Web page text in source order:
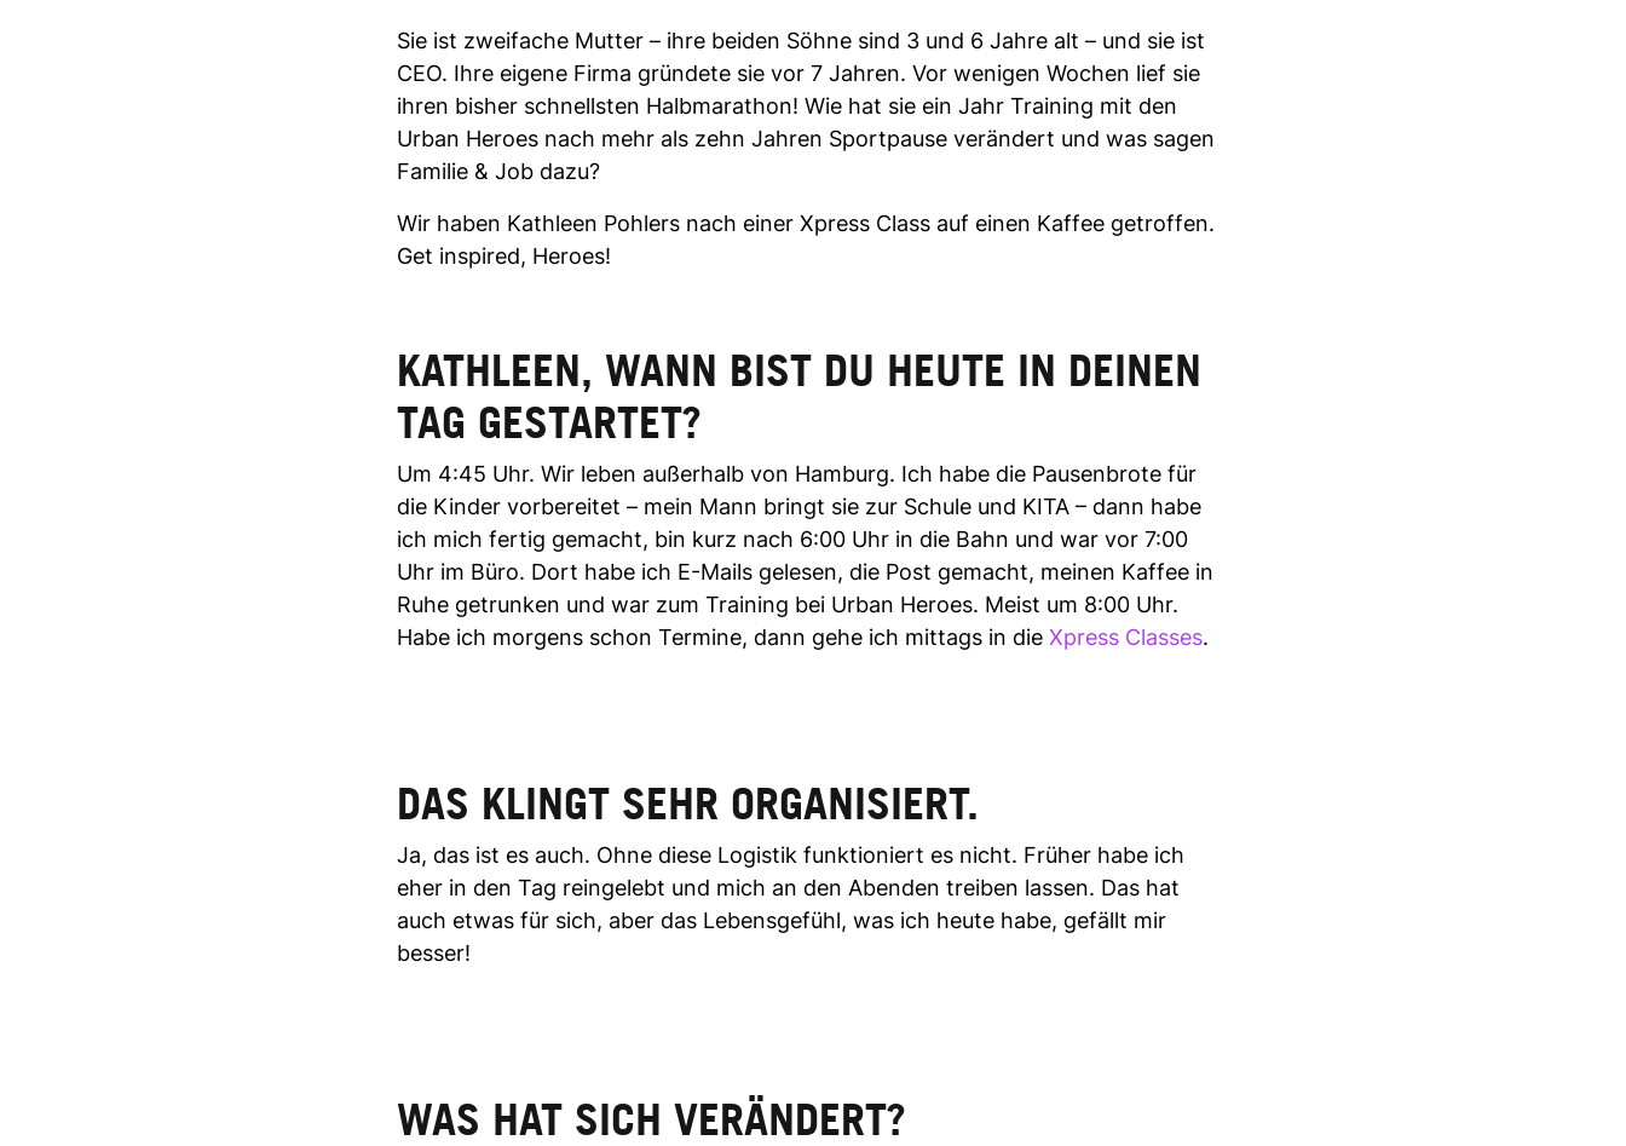
Sie ist zweifache Mutter – ihre beiden Söhne sind 3 und 6 Jahre alt – und sie ist
CEO. Ihre eigene Firma gründete sie vor 7 Jahren. Vor wenigen Wochen lief sie
ihren bisher schnellsten Halbmarathon! Wie hat sie ein Jahr Training mit den
Urban Heroes nach mehr als zehn Jahren Sportpause verändert und was sagen
Familie & Job dazu?
Wir haben Kathleen Pohlers nach einer Xpress Class auf einen Kaffee getroffen.
Get inspired, Heroes!
KATHLEEN, WANN BIST DU HEUTE IN DEINEN
TAG GESTARTET?
Um 4:45 Uhr. Wir leben außerhalb von Hamburg. Ich habe die Pausenbrote für
die Kinder vorbereitet – mein Mann bringt sie zur Schule und KITA – dann habe
ich mich fertig gemacht, bin kurz nach 6:00 Uhr in die Bahn und war vor 7:00
Uhr im Büro. Dort habe ich E-Mails gelesen, die Post gemacht, meinen Kaffee in
Ruhe getrunken und war zum Training bei Urban Heroes. Meist um 8:00 Uhr.
Habe ich morgens schon Termine, dann gehe ich mittags in die Xpress Classes.
DAS KLINGT SEHR ORGANISIERT.
Ja, das ist es auch. Ohne diese Logistik funktioniert es nicht. Früher habe ich
eher in den Tag reingelebt und mich an den Abenden treiben lassen. Das hat
auch etwas für sich, aber das Lebensgefühl, was ich heute habe, gefällt mir
besser!
WAS HAT SICH VERÄNDERT?